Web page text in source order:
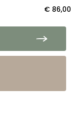
€ 86,00